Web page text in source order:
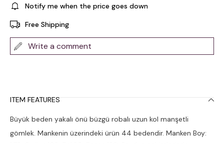
Notify me when the price goes down
Free Shipping
Write a comment
ITEM FEATURES
Büyük beden yakalı önü büzgü robalı uzun kol manşetli
gömlek. Mankenin üzerindeki ürün 44 bedendir. Manken Boy: